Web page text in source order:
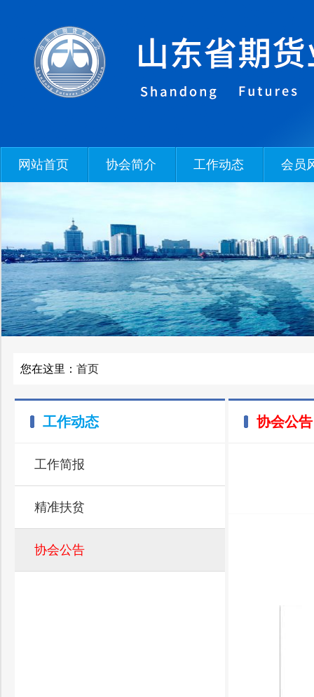
网站首页 协会简介 工作动态 会员
您在这里： 首页
工作动态
工作简报
精准扶贫
协会公告
协会公告